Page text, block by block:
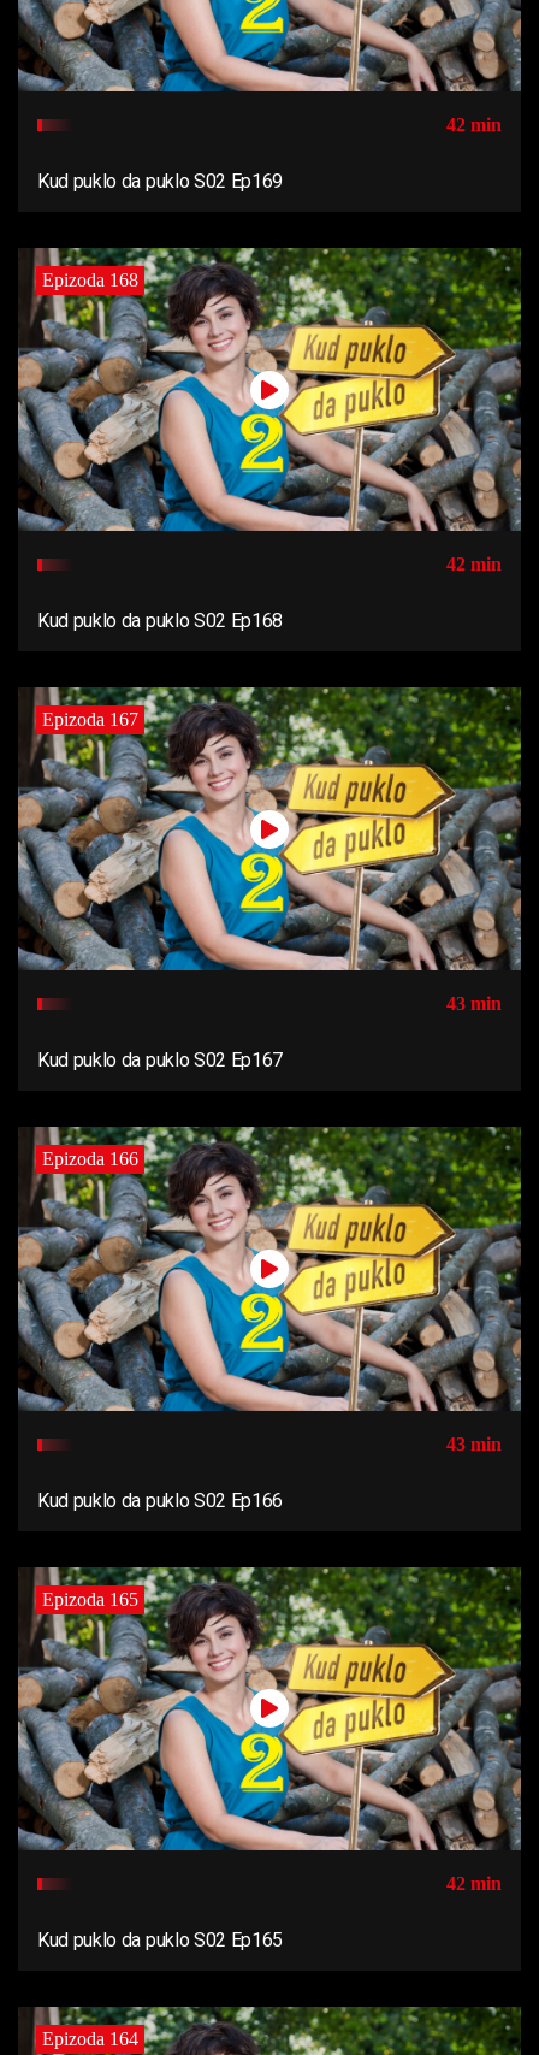
42 min
Kud puklo da puklo S02 Ep169
Epizoda 168
42 min
Kud puklo da puklo S02 Ep168
Epizoda 167
43 min
Kud puklo da puklo S02 Ep167
Epizoda 166
43 min
Kud puklo da puklo S02 Ep166
Epizoda 165
42 min
Kud puklo da puklo S02 Ep165
Epizoda 164